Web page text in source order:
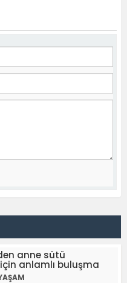
anne sütü
için anlamlı buluşma